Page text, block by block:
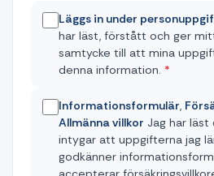
Läggs in under
har läst, förstått och ger
samtycke till att mina
denna information. *
Informationsformulär
Allmänna villkor Jag har
intygar att uppgifterna jag
godkänner